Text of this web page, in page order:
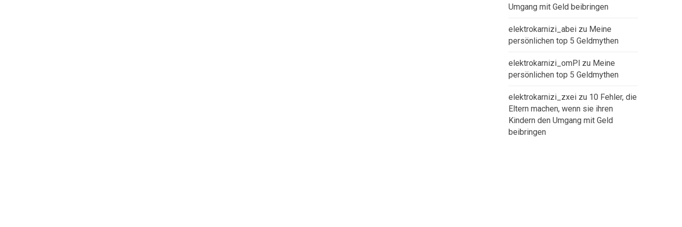
Umgang mit Geld beibringen
elektrokarnizi_abei zu Meine
persönlichen top 5 Geldmythen
elektrokarnizi_omPl zu Meine
persönlichen top 5 Geldmythen
elektrokarnizi_zxei zu 10 Fehler, die
Eltern machen, wenn sie ihren
Kindern den Umgang mit Geld
beibringen